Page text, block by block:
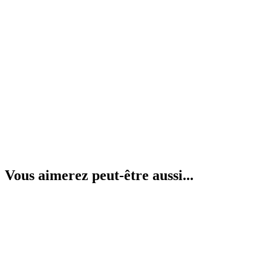
Vous aimerez peut-être aussi...